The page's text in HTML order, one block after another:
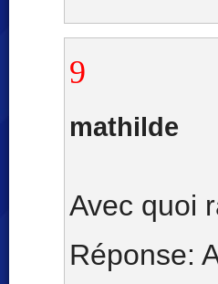
9
mathilde
Avec quoi
Réponse: